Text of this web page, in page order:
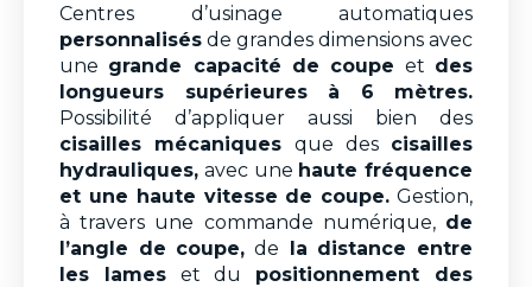
Centres d’usinage automatiques
personnalisés de grandes dimensions avec
une grande capacité de coupe et des
longueurs supérieures à 6 mètres.
Possibilité d’appliquer aussi bien des
cisailles mécaniques que des cisailles
hydrauliques, avec une haute fréquence
et une haute vitesse de coupe. Gestion,
à travers une commande numérique, de
l’angle de coupe, de la distance entre
les lameset du positionnement des